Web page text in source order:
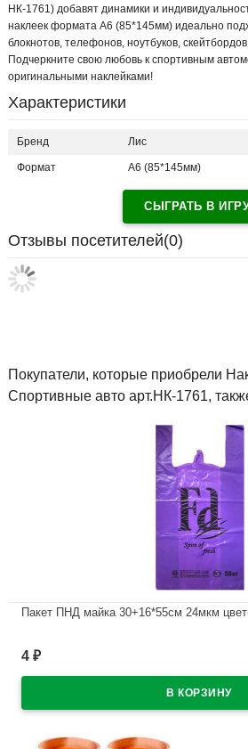
НК-1761) добавят динамики и
наклеек формата А6 (85*145мм) идеально
блокнотов, телефонов, ноутбуков, скейтбордов
Подчеркните свою любовь к спортивным
оригинальными наклейками!
Характеристики
Бренд Лис
Формат А6 (85*145мм)
СЫГРАТЬ В
Отзывы посетителей(0)
Покупатели, которые приобрели
Спортивные авто арт.НК-1761,
Пакет ПНД майка 30+16*55см 24мкм
4 ₽